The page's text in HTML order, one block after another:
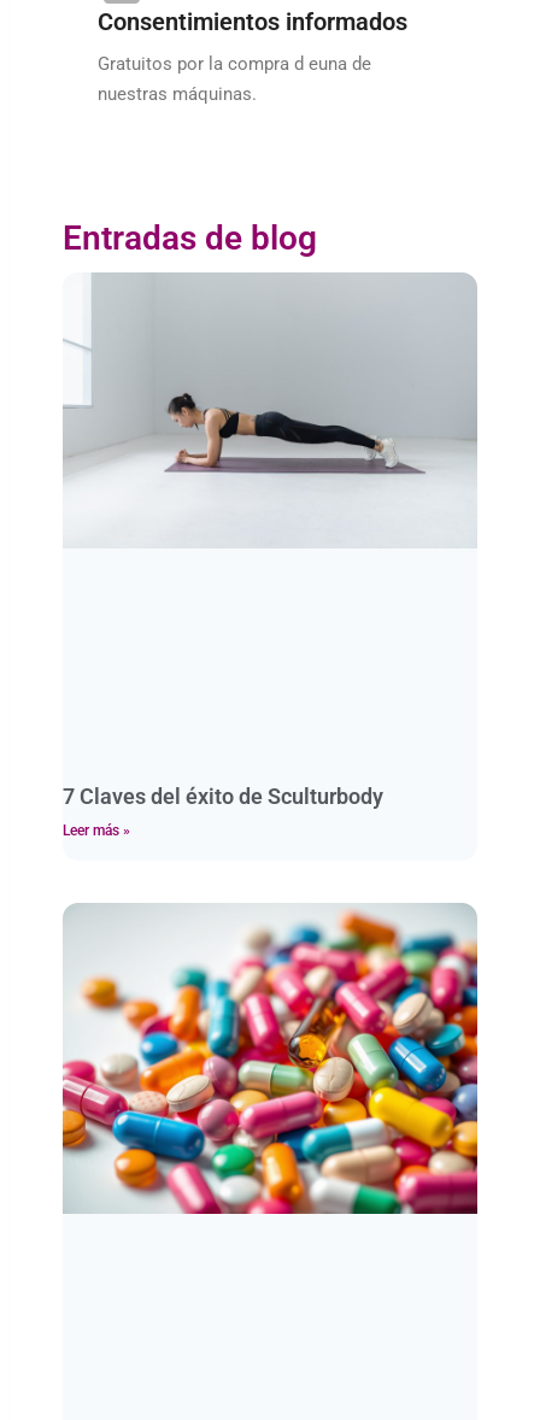
Consentimientos informados
Gratuitos por la compra d euna de
nuestras máquinas.
Entradas de blog
7 Claves del éxito de Sculturbody
Leer más »